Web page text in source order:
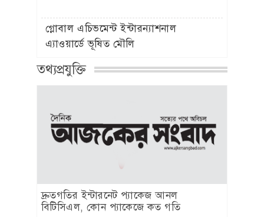
গ্লোবাল এচিভমেন্ট ইন্টারন্যাশনাল
এ্যাওয়ার্ডে ভূষিত মৌলি
তথ্যপ্রযুক্তি
দ্রুতগতির ইন্টারনেট প্যাকেজ আনল
বিটিসিএল, কোন প্যাকেজে কত গতি